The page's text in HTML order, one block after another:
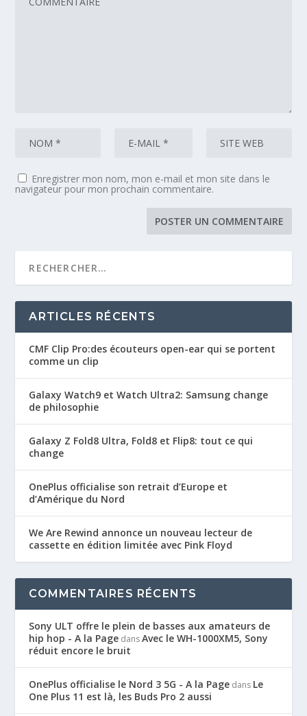
Enregistrer mon nom, mon e-mail et mon site dans le
navigateur pour mon prochain commentaire.
ARTICLES RÉCENTS
CMF Clip Pro:des écouteurs open-ear qui se portent
comme un clip
Galaxy Watch9 et Watch Ultra2: Samsung change
de philosophie
Galaxy Z Fold8 Ultra, Fold8 et Flip8: tout ce qui
change
OnePlus officialise son retrait d’Europe et
d’Amérique du Nord
We Are Rewind annonce un nouveau lecteur de
cassette en édition limitée avec Pink Floyd
COMMENTAIRES RÉCENTS
Sony ULT offre le plein de basses aux amateurs de
hip hop - A la Page dansAvec le WH-1000XM5, Sony
réduit encore le bruit
OnePlus officialise le Nord 3 5G - A la Page dans Le
One Plus 11 est là, les Buds Pro 2 aussi